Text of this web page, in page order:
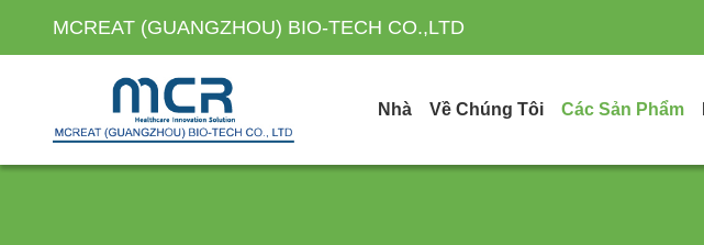
MCREAT (GUANGZHOU) BIO-TECH CO.,LTD
Nhà Về Chúng Tôi Các Sản Phẩm